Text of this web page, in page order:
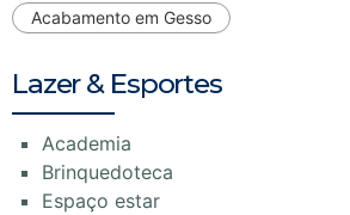
Acabamento em Gesso
Lazer & Esportes
Academia
Brinquedoteca
Espaço estar